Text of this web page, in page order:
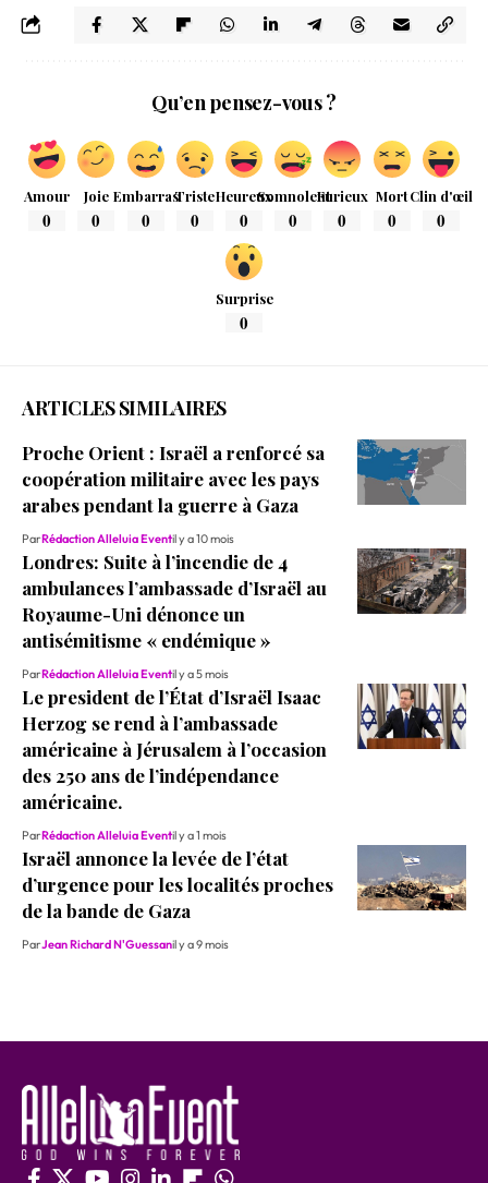
Qu’en pensez-vous ?
Amour
0
Joie
0
Embarras
0
Triste
0
Heureux
0
Somnolent
0
Furieux
0
Mort
0
Clin d'œil
0
Surprise
0
ARTICLES SIMILAIRES
Proche Orient : Israël a renforcé sa
coopération militaire avec les pays
arabes pendant la guerre à Gaza
ParRédaction Alleluia Eventil y a 10 mois
Londres: Suite à l’incendie de 4
ambulances l’ambassade d’Israël au
Royaume-Uni dénonce un
antisémitisme « endémique »
ParRédaction Alleluia Eventil y a 5 mois
Le president de l’État d’Israël Isaac
Herzog se rend à l’ambassade
américaine à Jérusalem à l’occasion
des 250 ans de l’indépendance
américaine.
ParRédaction Alleluia Eventil y a 1 mois
Israël annonce la levée de l’état
d’urgence pour les localités proches
de la bande de Gaza
ParJean Richard N'Guessanil y a 9 mois